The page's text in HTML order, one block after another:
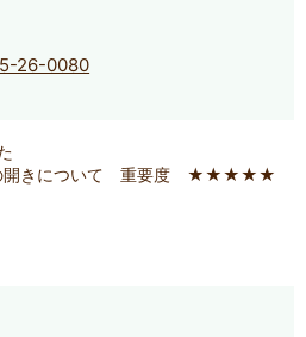
26-0080
開きについて 重要度 ★★★★★